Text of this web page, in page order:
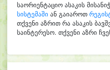
საორიენტაციო ასაკის
სისტემაში ან გაიაროთ
თქვენი აზრით რა ასაკის
საინტერესო. თქვენი აზრი